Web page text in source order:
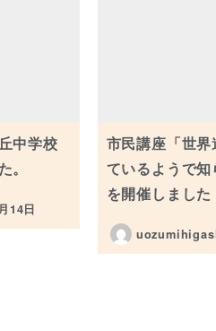
中学校
。
14日
市民講座「世
ているようで知
を開催しました